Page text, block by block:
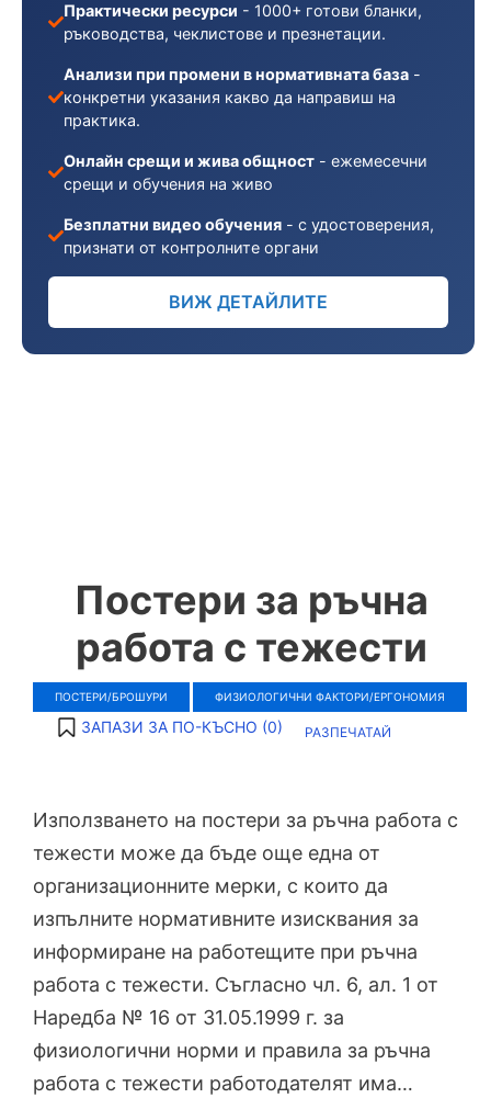
Постери за ръчна
работа с тежести
ПОСТЕРИ/БРОШУРИ ФИЗИОЛОГИЧНИ ФАКТОРИ/ЕРГОНОМИЯ
ЗАПАЗИ ЗА ПО-КЪСНО (0) РАЗПЕЧАТАЙ
Използването на постери за ръчна работа с
тежести може да бъде още една от
организационните мерки, с които да
изпълните нормативните изисквания за
информиране на работещите при ръчна
работа с тежести. Съгласно чл. 6, ал. 1 от
Наредба № 16 от 31.05.1999 г. за
физиологични норми и правила за ръчна
работа с тежести работодателят има…
Практически ресурси - 1000+ готови бланки,
ръководства, чеклистове и презнетации.
Анализи при промени в нормативната база -
конкретни указания какво да направиш на
практика.
Онлайн срещи и жива общност - ежемесечни
срещи и обучения на живо
Безплатни видео обучения - с удостоверения,
признати от контролните органи
ВИЖ ДЕТАЙЛИТЕ